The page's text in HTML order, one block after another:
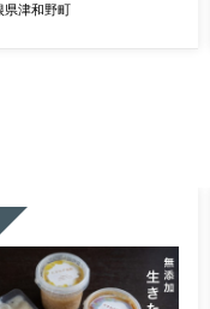
県津和野町